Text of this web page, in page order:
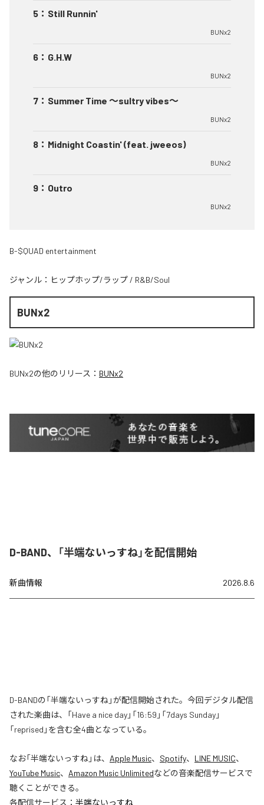
5 ： Still Runnin'
BUNx2
6 ： G.H.W
BUNx2
7 ： Summer Time 〜sultry vibes〜
BUNx2
8 ： Midnight Coastin' (feat. jweeos)
BUNx2
9 ： Outro
BUNx2
B-$QUAD entertainment
ジャンル： ヒップホップ/ラップ / R&B/Soul
BUNx2
BUNx2の他のリリース： BUNx2
D-BAND、「半端ないっすね」を配信開始
新曲情報 2026.8.6
D-BANDの「半端ないっすね」が配信開始された。今回デジタル配信
された楽曲は、「Have a nice day」「16:59」「7days Sunday」
「reprised」を含む全4曲となっている。
なお「半端ないっすね」は、 Apple Music、 Spotify、 LINE MUSIC、
YouTube Music、 Amazon Music Unlimitedなどの音楽配信サービスで
聴くことができる。
各配信サービス： 半端ないっすね